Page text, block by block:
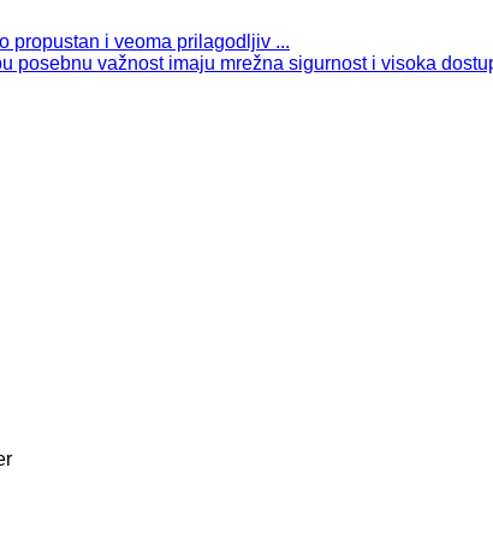
propustan i veoma prilagodljiv ...
posebnu važnost imaju mrežna sigurnost i visoka